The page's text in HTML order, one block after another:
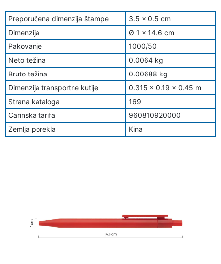
Preporučena dimenzija štampe
3.5 x 0.5 cm
Dimenzija
Ø 1 x 14.6 cm
Pakovanje
1000/50
Neto težina
0.0064 kg
Bruto težina
0.00688 kg
Dimenzija transportne kutije
0.315 x 0.19 x 0.45 m
Strana kataloga
169
Carinska tarifa
960810920000
Zemlja porekla
Kina